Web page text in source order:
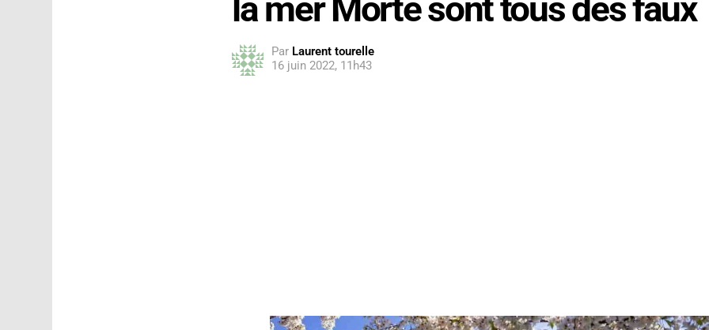
la mer Morte sont tous des faux
Par Laurent tourelle
16 juin 2022, 11h43